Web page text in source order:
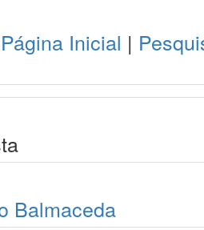
Página Inicial |
Balmaceda